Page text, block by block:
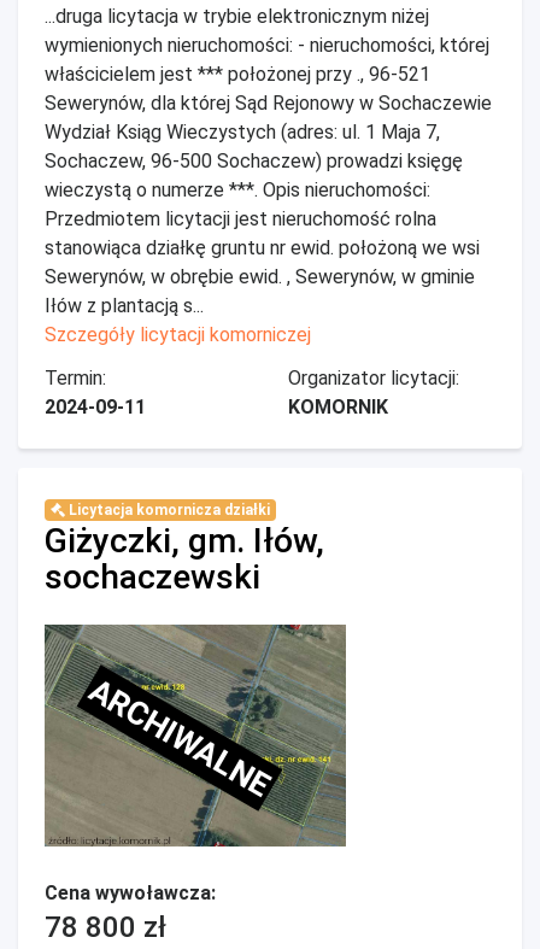
...druga licytacja w trybie elektronicznym niżej
wymienionych nieruchomości: - nieruchomości, której
właścicielem jest *** położonej przy ., 96-521
Sewerynów, dla której Sąd Rejonowy w Sochaczewie
Wydział Ksiąg Wieczystych (adres: ul. 1 Maja 7,
Sochaczew, 96-500 Sochaczew) prowadzi księgę
wieczystą o numerze ***. Opis nieruchomości:
Przedmiotem licytacji jest nieruchomość rolna
stanowiąca działkę gruntu nr ewid. położoną we wsi
Sewerynów, w obrębie ewid. , Sewerynów, w gminie
Iłów z plantacją s...
Szczegóły licytacji komorniczej
Termin:
2024-09-11
Organizator licytacji:
KOMORNIK
Licytacja komornicza działki
Giżyczki, gm. Iłów,
sochaczewski
ARCHIWALNE
Cena wywoławcza:
78 800 zł